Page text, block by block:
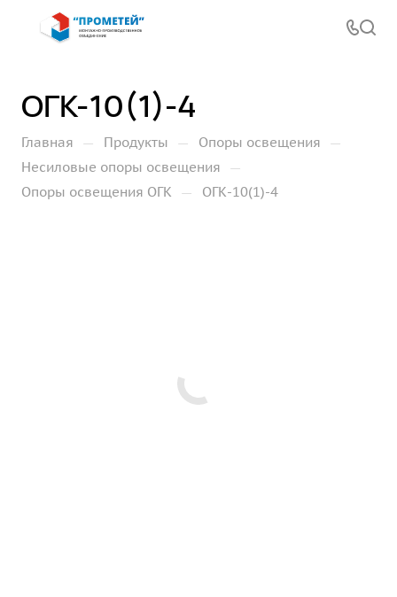
ОГК-10(1)-4
Главная — Продукты — Опоры освещения —
Несиловые опоры освещения —
Опоры освещения ОГК — ОГК-10(1)-4